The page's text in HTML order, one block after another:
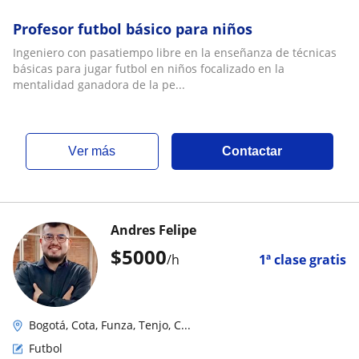
Profesor futbol básico para niños
Ingeniero con pasatiempo libre en la enseñanza de técnicas
básicas para jugar futbol en niños focalizado en la
mentalidad ganadora de la pe...
ver más Contactar
$5000/h 1ª clase gratis
Andres Felipe
Bogotá, Cota, Funza, Tenjo, C...
Futbol